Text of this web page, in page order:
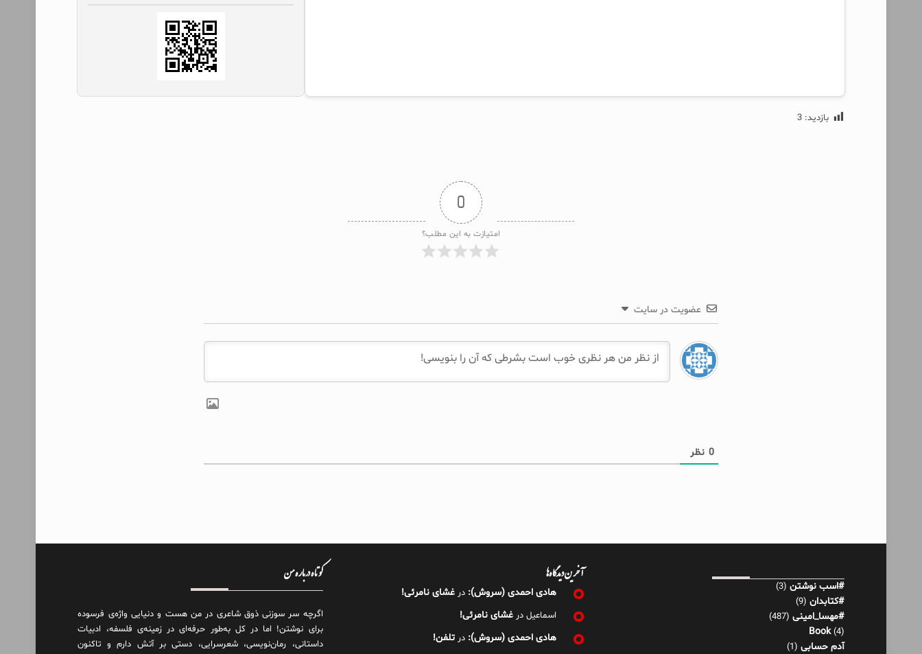
بازدید: 3
0
امتیازت به این مطلب؟
عضویت در سایت
0نظر
#اسب نوشتن (3)
#کتابدان (9)
#مهسا_امینی (487)
Book(4)
آدم حسابی (1)
آخرین دیدگاه‌ها
هادی احمدی (سروش): درغشای نامرئی!
اسماعیل درغشای نامرئی!
هادی احمدی (سروش): درتلفن!
کوتاه درباره من
اگرچه سر سوزنی ذوق شاعری در من هست و دنیایی واژه‌‌ی فرسوده
برای نوشتن! اما در کل به‌طور حرفه‌ای در زمینه‌ی فلسفه، ادبیات
داستانی، رمان‌نویسی، شعرسرایی، دستی بر آتش دارم و تاکنون